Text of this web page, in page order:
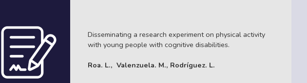
Disseminating a research experiment on physical activity
with young people with cognitive disabilities.
Roa. L., Valenzuela. M., Rodríguez. L.